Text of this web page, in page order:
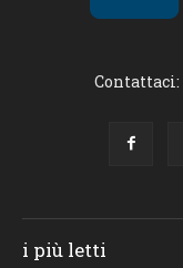
Contattaci:
i più letti